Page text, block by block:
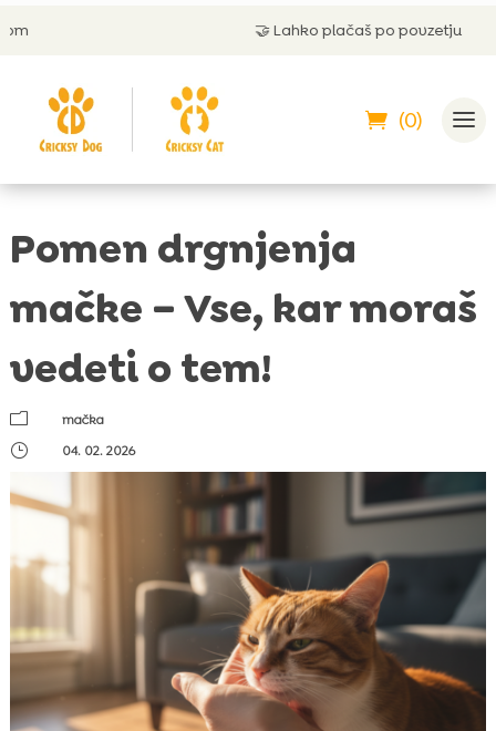
Lahko plačaš po povzetju
(0)
Pomen drgnjenja
mačke – Vse, kar moraš
vedeti o tem!
m
mačka
}
04. 02. 2026